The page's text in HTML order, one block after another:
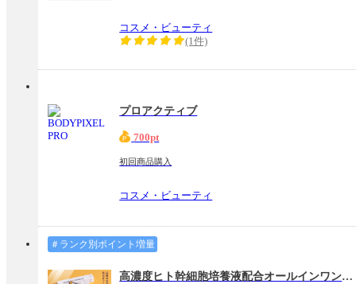
コスメ・ビューティ
(1件)
プロアクティブ
700pt
初回商品購入
コスメ・ビューティ
＃ランク別ポイント増量
高濃度ヒト幹細胞培養液配合オールインワンセラム【メルシアラムール】